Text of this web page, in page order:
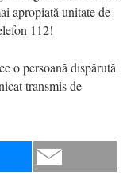
apropiată unitate de
112!
o persoană dispărută
transmis de